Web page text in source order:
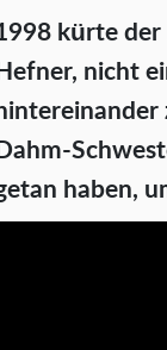
kürte der
Hefner, nicht
Dahm-
haben,